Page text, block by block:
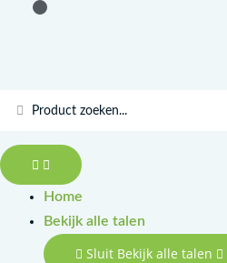
Doorgaan
Search
Home
Bekijk alle talen
Sluit Bekijk alle talen
Masîreșê